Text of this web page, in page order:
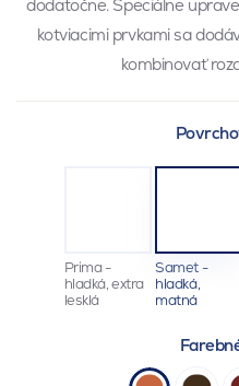
dodatočne. Špeciálne
kotviacimi prvkami sa
kombinovať
Prima -
hladká, extra
lesklá
Samet -
hladká,
matná